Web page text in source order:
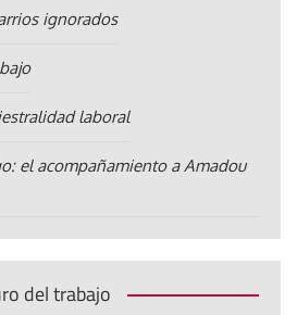
ignorados
laboral
el acompañamiento a Amadou
del trabajo